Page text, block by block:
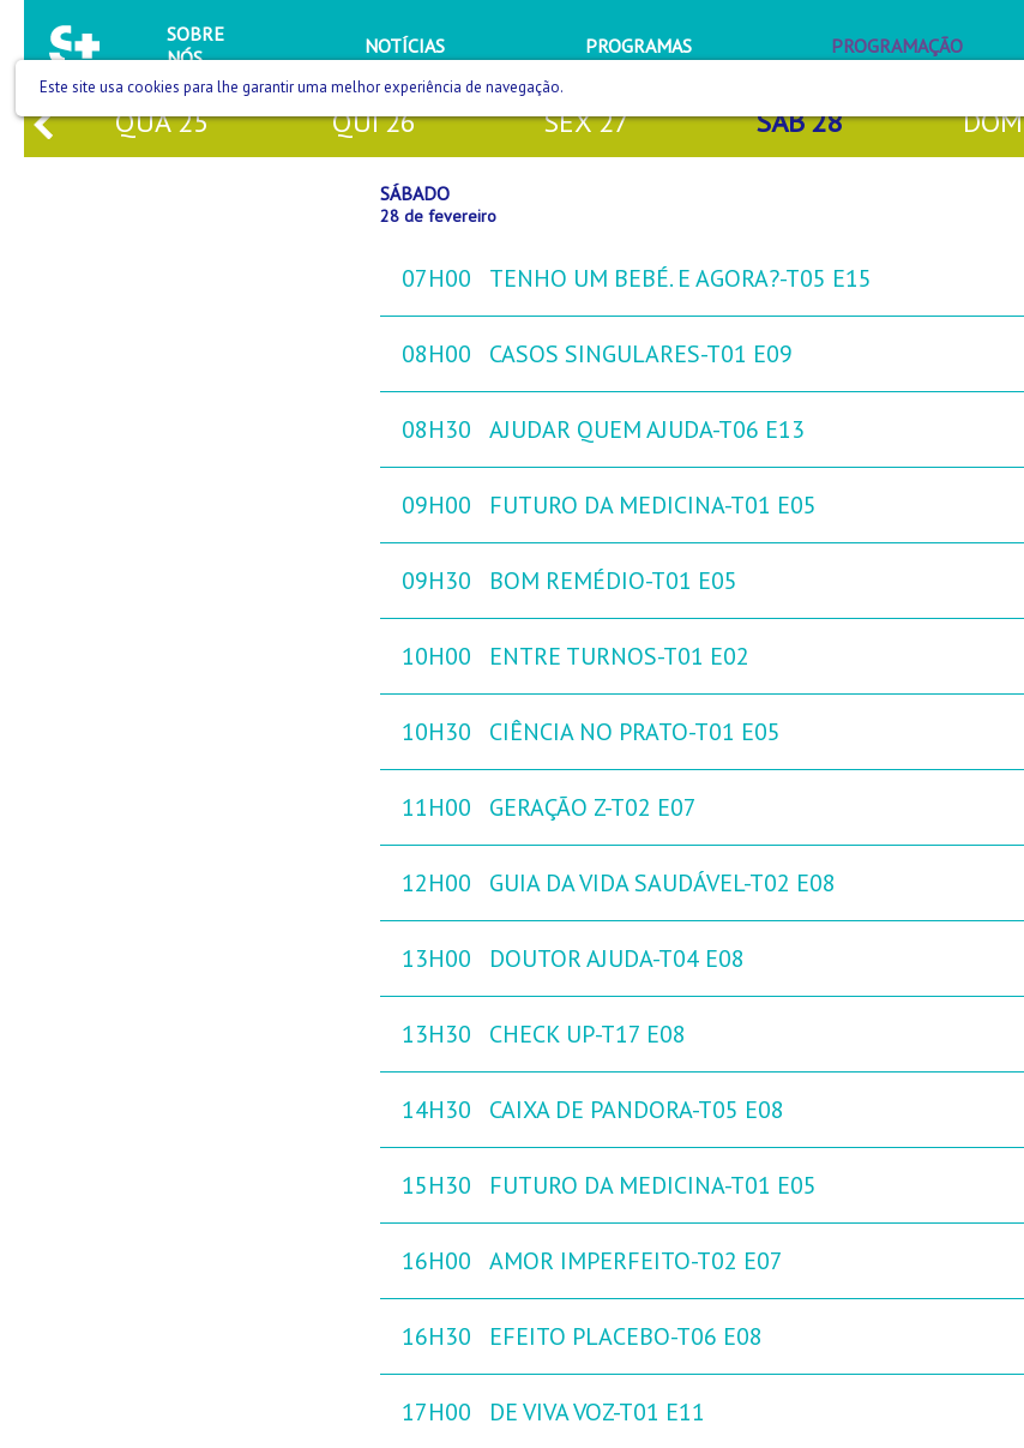
SOBRE
NÓS
NOTÍCIAS PROGRAMAS PROGRAMAÇÃO
QUA25 QUI26 SEX27 SÁB28 DOM
SÁBADO
28 de fevereiro
07H00 TENHO UM BEBÉ. E AGORA?-T05 E15
08H00 CASOS SINGULARES-T01 E09
08H30 AJUDAR QUEM AJUDA-T06 E13
09H00 FUTURO DA MEDICINA-T01 E05
09H30 BOM REMÉDIO-T01 E05
10H00 ENTRE TURNOS-T01 E02
10H30 CIÊNCIA NO PRATO-T01 E05
11H00 GERAÇÃO Z-T02 E07
12H00 GUIA DA VIDA SAUDÁVEL-T02 E08
13H00 DOUTOR AJUDA-T04 E08
13H30 CHECK UP-T17 E08
14H30 CAIXA DE PANDORA-T05 E08
15H30 FUTURO DA MEDICINA-T01 E05
16H00 AMOR IMPERFEITO-T02 E07
16H30 EFEITO PLACEBO-T06 E08
17H00 DE VIVA VOZ-T01 E11
Este site usa cookies para lhe garantir uma melhor experiência de navegação.